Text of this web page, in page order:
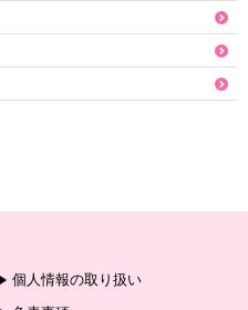
個人情報の取り扱い